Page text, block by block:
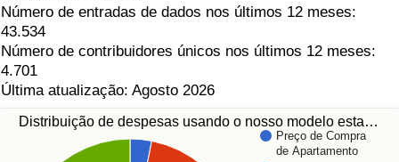
Número de entradas de dados nos últimos 12 meses:
43.534
Número de contribuidores únicos nos últimos 12 meses:
4.701
Última atualização: Agosto 2026
Distribuição de despesas usando o nosso modelo esta…
Preço de Compra
de Apartamento